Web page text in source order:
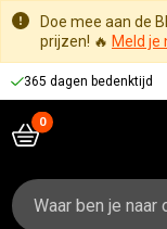
Doe mee aan de
prijzen! 🔥 Meld je
365 dagen bedenktijd
Zoeken
naar: